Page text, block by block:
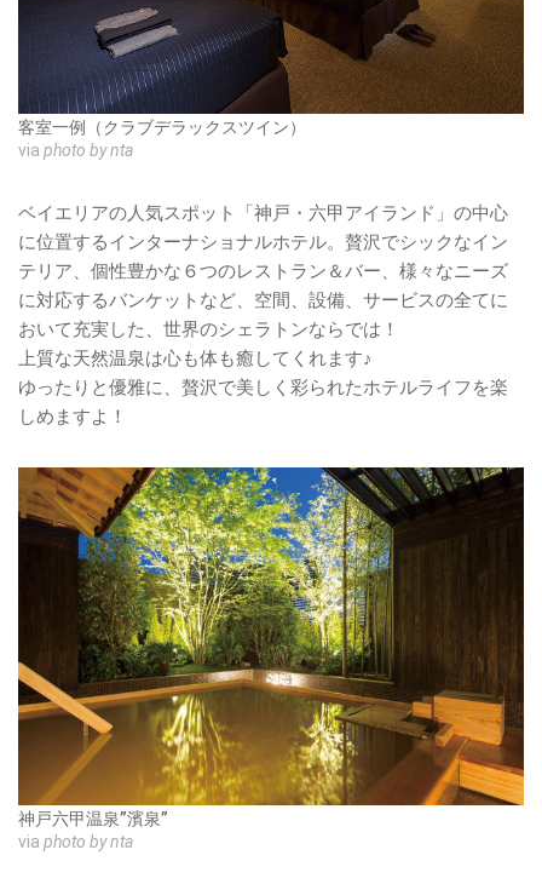
客室一例（クラブデラックスツイン）
via photo by nta
ベイエリアの人気スポット「神戸・六甲アイランド」の中心
に位置するインターナショナルホテル。贅沢でシックなイン
テリア、個性豊かな６つのレストラン＆バー、様々なニーズ
に対応するバンケットなど、空間、設備、サービスの全てに
おいて充実した、世界のシェラトンならでは！
上質な天然温泉は心も体も癒してくれます♪
ゆったりと優雅に、贅沢で美しく彩られたホテルライフを楽
しめますよ！
神戸六甲温泉”濱泉”
via photo by nta